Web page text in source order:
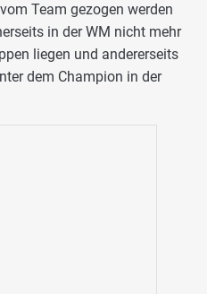
Team gezogen werden
in der WM nicht mehr
liegen und andererseits
dem Champion in der